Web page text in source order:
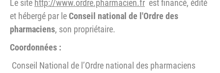
Le site http://www.ordre.pharmacien.fr est financé, édité
et hébergé par leConseil national de l'Ordre des
pharmaciens, son propriétaire.
Coordonnées :
Conseil National de l’Ordre national des pharmaciens